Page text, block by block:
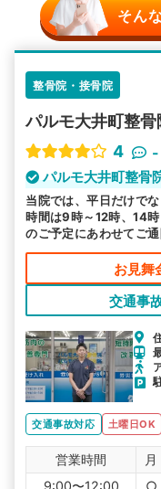
そん
整骨院・接骨院
パルモ大井町整骨
4
-
パルモ大井町整骨
当院では、平日だけで
時間は9時～12時、14
のご予定にあわせてご通
お見舞
交通事
交通事故対応 土曜日OK
営業時間 月